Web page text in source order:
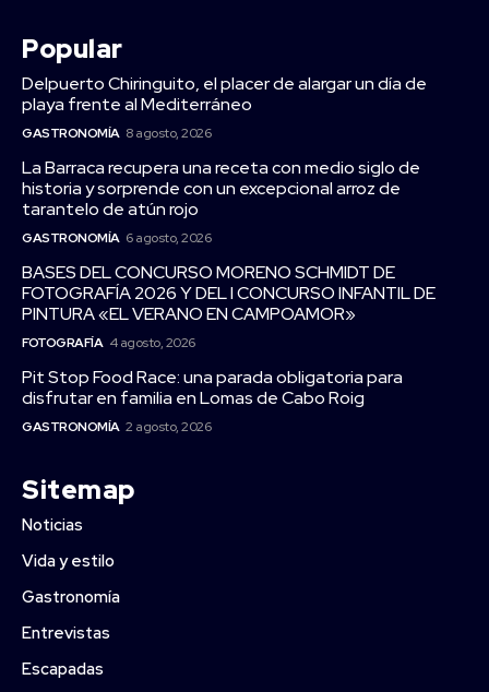
Popular
Delpuerto Chiringuito, el placer de alargar un día de
playa frente al Mediterráneo
GASTRONOMÍA 8 agosto, 2026
La Barraca recupera una receta con medio siglo de
historia y sorprende con un excepcional arroz de
tarantelo de atún rojo
GASTRONOMÍA 6 agosto, 2026
BASES DEL CONCURSO MORENO SCHMIDT DE
FOTOGRAFÍA 2026 Y DEL I CONCURSO INFANTIL DE
PINTURA «EL VERANO EN CAMPOAMOR»
FOTOGRAFÍA 4 agosto, 2026
Pit Stop Food Race: una parada obligatoria para
disfrutar en familia en Lomas de Cabo Roig
GASTRONOMÍA 2 agosto, 2026
Sitemap
Noticias
Vida y estilo
Gastronomía
Entrevistas
Escapadas